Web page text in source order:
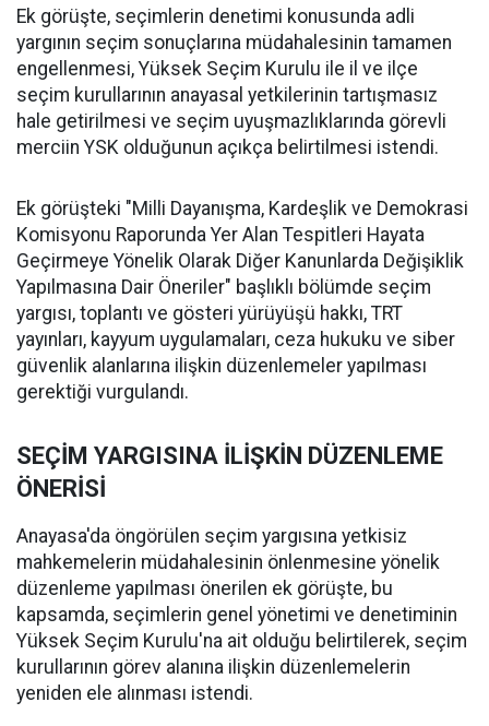
Ek görüşte, seçimlerin denetimi konusunda adli
yargının seçim sonuçlarına müdahalesinin tamamen
engellenmesi, Yüksek Seçim Kurulu ile il ve ilçe
seçim kurullarının anayasal yetkilerinin tartışmasız
hale getirilmesi ve seçim uyuşmazlıklarında görevli
merciin YSK olduğunun açıkça belirtilmesi istendi.
Ek görüşteki "Milli Dayanışma, Kardeşlik ve Demokrasi
Komisyonu Raporunda Yer Alan Tespitleri Hayata
Geçirmeye Yönelik Olarak Diğer Kanunlarda Değişiklik
Yapılmasına Dair Öneriler" başlıklı bölümde seçim
yargısı, toplantı ve gösteri yürüyüşü hakkı, TRT
yayınları, kayyum uygulamaları, ceza hukuku ve siber
güvenlik alanlarına ilişkin düzenlemeler yapılması
gerektiği vurgulandı.
SEÇİM YARGISINA İLİŞKİN DÜZENLEME
ÖNERİSİ
Anayasa'da öngörülen seçim yargısına yetkisiz
mahkemelerin müdahalesinin önlenmesine yönelik
düzenleme yapılması önerilen ek görüşte, bu
kapsamda, seçimlerin genel yönetimi ve denetiminin
Yüksek Seçim Kurulu'na ait olduğu belirtilerek, seçim
kurullarının görev alanına ilişkin düzenlemelerin
yeniden ele alınması istendi.